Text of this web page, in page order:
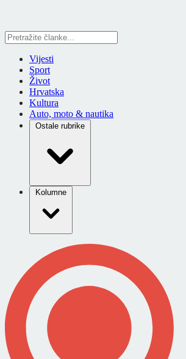
Vijesti
Sport
Život
Hrvatska
Kultura
Auto, moto & nautika
Ostale rubrike
Kolumne